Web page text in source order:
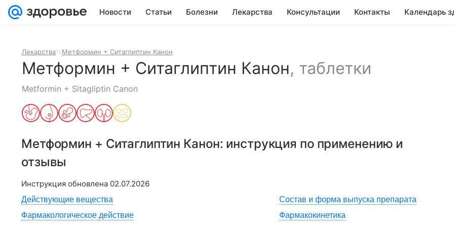
Новости Статьи Болезни Лекарства Консультации Контакты Календарь
Лекарства Метформин + Ситаглиптин Канон
Метформин + Ситаглиптин Канон, таблетки
Metformin + Sitagliptin Canon
Метформин + Ситаглиптин Канон: инструкция по применению и
отзывы
Инструкция обновлена 02.07.2026
Действующие вещества
Состав и форма выпуска препарата
Фармакологическое действие
Фармакокинетика